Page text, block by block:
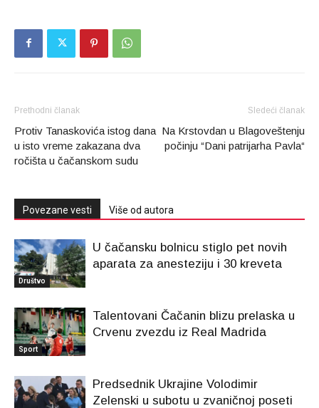
Prethodni članak
Protiv Tanaskovića istog dana
u isto vreme zakazana dva
ročišta u čačanskom sudu
Sledeći članak
Na Krstovdan u Blagoveštenju
počinju “Dani patrijarha Pavla“
Povezane vesti Više od autora
Društvo
U čačansku bolnicu stiglo pet novih
aparata za anesteziju i 30 kreveta
Sport
Talentovani Čačanin blizu prelaska u
Crvenu zvezdu iz Real Madrida
Predsednik Ukrajine Volodimir
Zelenski u subotu u zvaničnoj poseti